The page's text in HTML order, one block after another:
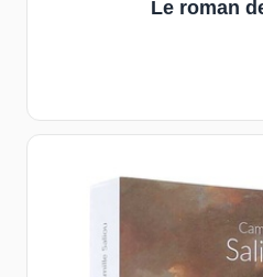
Le roman